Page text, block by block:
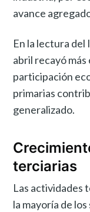
avance
En la lectura del
abril recayó
participación
primarias
generalizado.
terciarias
Las actividades
la mayoría de